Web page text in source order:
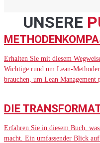
UNSERE
Erhalten Sie mit diesem
Wichtige rund um Lean-
brauchen, um Lean Management
DIE
Erfahren Sie in diesem Buch,
macht. Ein umfassender Blick